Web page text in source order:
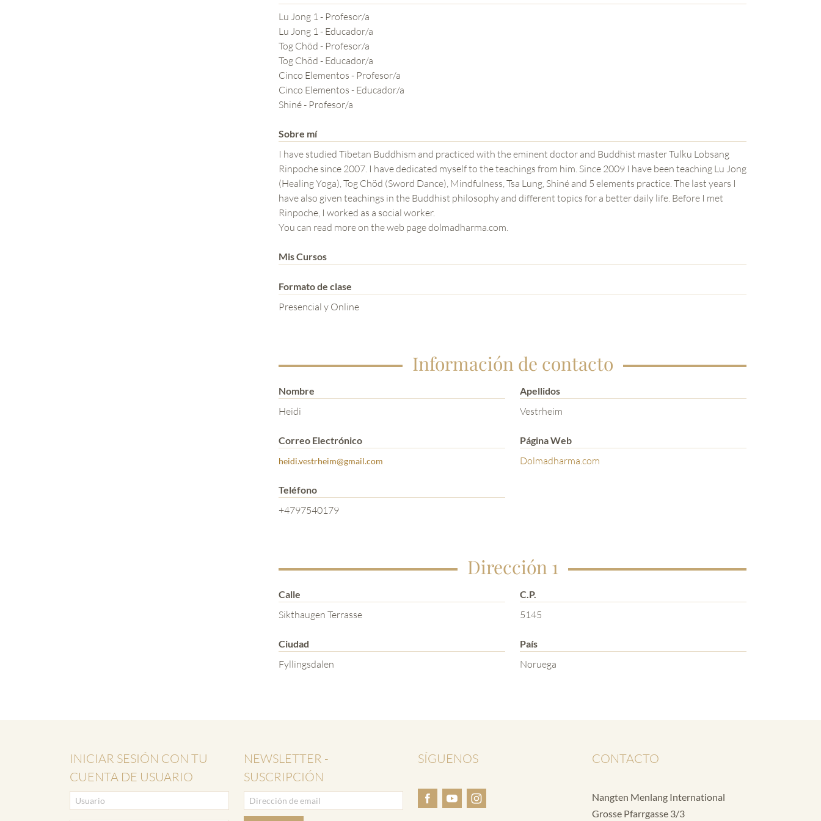
YOGA DEL GURU
Lu Jong 1 - Profesor/a
Lu Jong 1 - Educador/a
Tog Chöd - Profesor/a
Tog Chöd - Educador/a
Cinco Elementos - Profesor/a
Cinco Elementos - Educador/a
Shiné - Profesor/a
Sobre mí
I have studied Tibetan Buddhism and practiced with the eminent doctor and Buddhist master Tulku Lobsang
Rinpoche since 2007. I have dedicated myself to the teachings from him. Since 2009 I have been teaching Lu Jong
(Healing Yoga), Tog Chöd (Sword Dance), Mindfulness, Tsa Lung, Shiné and 5 elements practice. The last years I
have also given teachings in the Buddhist philosophy and different topics for a better daily life. Before I met
Rinpoche, I worked as a social worker.
You can read more on the web page dolmadharma.com.
Mis Cursos
Formato de clase
Presencial y Online
Información de contacto
Nombre
Heidi
Apellidos
Vestrheim
Correo Electrónico
heidi.vestrheim@gmail.com
Página Web
Dolmadharma.com
Teléfono
+4797540179
Dirección 1
Calle
Sikthaugen Terrasse
C.P.
5145
Ciudad
Fyllingsdalen
País
Noruega
INICIAR SESIÓN CON TU
CUENTA DE USUARIO
NEWSLETTER -
SUSCRIPCIÓN
SÍGUENOS CONTACTO
Nangten Menlang International
Grosse Pfarrgasse 3/3